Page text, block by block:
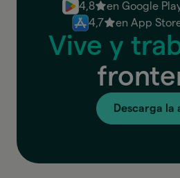
4,8 en Google
4,7
en App
Vive y
Descarga la